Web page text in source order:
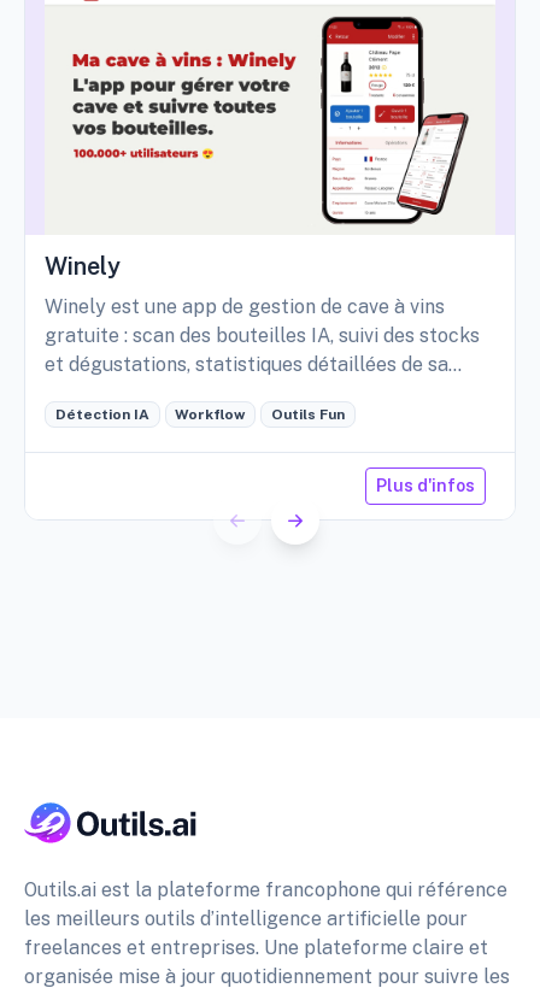
Winely
Winely est une app de gestion de cave à vins
gratuite : scan des bouteilles IA, suivi des stocks
et dégustations, statistiques détaillées de sa
Détection IA Workflow Outils Fun
Plus d'infos
Outils.ai est la plateforme francophone qui référence
les meilleurs outils d’intelligence artificielle pour
freelances et entreprises. Une plateforme claire et
organisée mise à jour quotidiennement pour suivre les